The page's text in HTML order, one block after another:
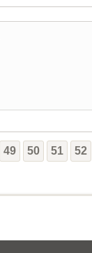
49 50 51 52